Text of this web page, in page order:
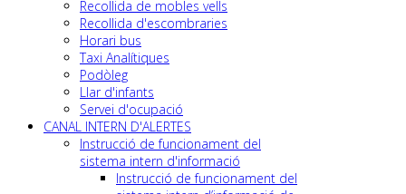
Recollida de mobles vells
Recollida d'escombraries
Horari bus
Taxi Analítiques
Podòleg
Llar d'infants
Servei d'ocupació
CANAL INTERN D'ALERTES
Instrucció de funcionament del
sistema intern d'informació
Instrucció de funcionament del